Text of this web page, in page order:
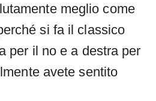
meglio come
si fa il classico
per il no e a destra per
avete sentito